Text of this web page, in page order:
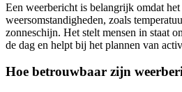
Een weerbericht is belangrijk omdat
weersomstandigheden, zoals
zonneschijn. Het stelt mensen in staat
de dag en helpt bij het plannen van
Hoe betrouwbaar zijn